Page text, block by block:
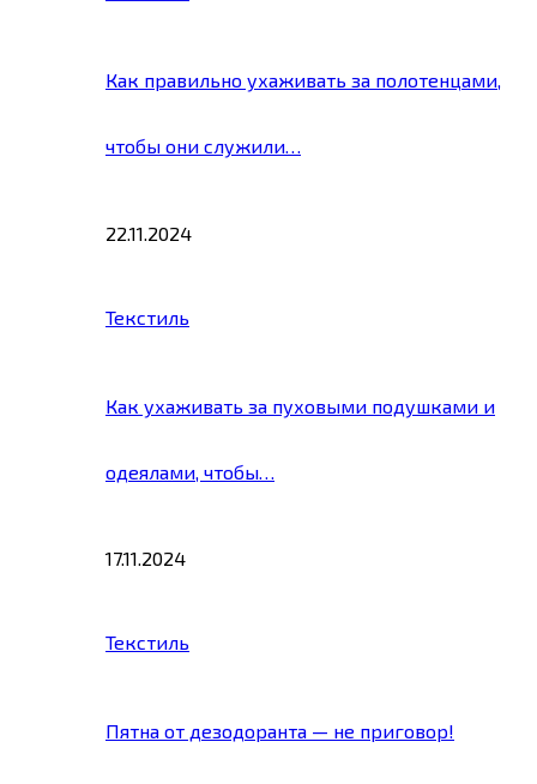
Как правильно ухаживать за полотенцами,
чтобы они служили…
22.11.2024
Текстиль
Как ухаживать за пуховыми подушками и
одеялами, чтобы…
17.11.2024
Текстиль
Пятна от дезодоранта — не приговор!